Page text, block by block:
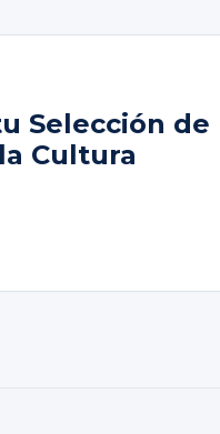
Selección de
Cultura